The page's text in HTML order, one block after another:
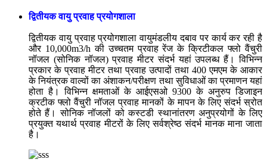
द्वितीयक वायु प्रवाह प्रयोगशाला
द्वितीयक वायु प्रवाह प्रयोगशाला वायुमंडलीय दबाव पर कार्य कर रही है
और 10,000m3/h की उच्चतम प्रवाह रेंज के क्रिटीकल फ्लो वैंचुरी
नॉजल (सोनिक नॉजल) प्रवाह मीटर संदर्भ यहां उपलब्ध हैं। विभिन्न
प्रकार के प्रवाह मीटर तथा प्रवाह उत्पादों तथा 400 एमएम के आकार
के नियंत्रक वाल्वों का अंशाकन/परीक्षण तथा सुविधाओं का प्रमाणन यहां
होता है। विभिन्न क्षमताओं के आईएसओ 9300 के अनुरुप डिजाइन
क्रटीक फ्लो वैंचुरी नॉजल प्रवाह मानकों के मापन के लिए संदर्भ स्रोत
होते हैं। सोनिक नॉजलों को कस्टडी स्थानांतरण अनुप्रयोगों के लिए
प्रयुक्त यथार्थ प्रवाह मीटरों के लिए सर्वश्रेष्ठ संदर्भ मानक माना जाता
है।